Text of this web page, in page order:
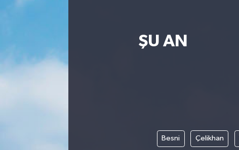
ŞU AN
Besni Çelikhan
TEKNOLOJİ